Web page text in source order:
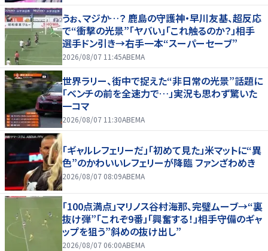
うぉ、マジか…？ 鹿島の守護神・早川友基、超反応
で“衝撃の光景”「ヤバい」「これ触るのか？」相手
選手ドン引き→右手一本“スーパーセーブ”
2026/08/07 11:45ABEMA
世界ラリー、街中で捉えた“非日常の光景”話題に
「ベンチの前を全速力で…」実況も思わず驚いた
一コマ
2026/08/07 11:30ABEMA
「ギャルレフェリーだ」「初めて見た」米マットに“異
色”のかわいいレフェリーが降臨 ファンざわめき
2026/08/07 08:09ABEMA
「100点満点」マリノス谷村海那、完璧ムーブ→“裏
抜け弾”「これぞ9番」「興奮する！」相手守備のギャ
ップを狙う”斜めの抜け出し”
2026/08/07 06:00ABEMA